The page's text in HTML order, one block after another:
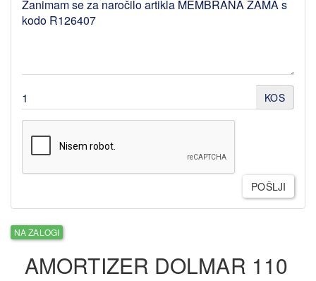
KOS
POŠLJI
NA ZALOGI
AMORTIZER DOLMAR 110